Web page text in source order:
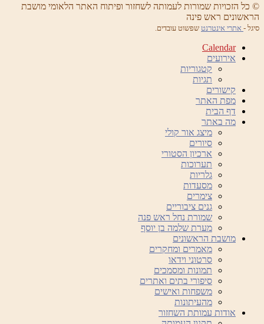
© כל הזכויות שמורות לעמותה לשחזור ופיתוח האתר הלאומי מושבת
הראשונים ראש פינה
סיגל - אתרי אינטרנט שפשוט עובדים.
Calendar
אירועים
קטגוריות
תגיות
קישורים
מפת האתר
דף הבית
מה באתר
מיצג אור קולי
סיורים
ארכיון הסטורי
תערוכות
גלריות
מסעדות
צימרים
גנים ציבוריים
שמורת נחל ראש פנה
מערת שלמה בן יוסף
מושבת הראשונים
מאמרים ומחקרים
סרטוני וידאו
תמונות ומסמכים
סיפורי בתים ואתרים
משפחות ואישים
מהעיתונות
אודות עמותת השחזור